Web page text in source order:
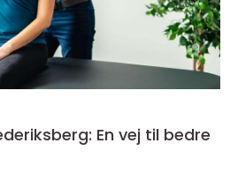
En vej til bedre